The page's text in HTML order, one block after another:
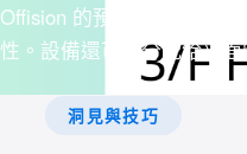
Offision 的預約系統允許管
性。設備還可以分配給平
洞見與技巧